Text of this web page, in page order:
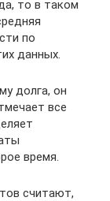
то в таком
по
данных.
долга, он
все
время.
считают,